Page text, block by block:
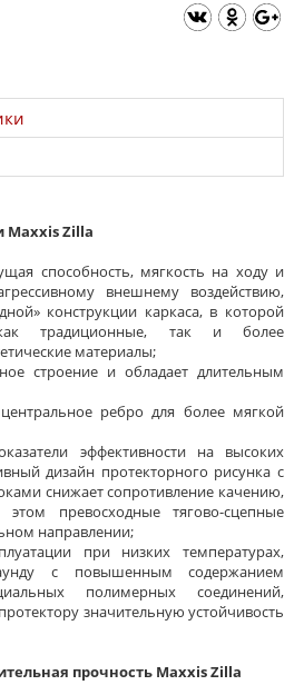
Maxxis Zilla
способность, мягкость на ходу и
внешнему воздействию,
конструкции каркаса, в которой
как традиционные, так и более
материалы;
строение и обладает длительным
ребро для более мягкой
эффективности на высоких
дизайн протекторного рисунка с
снижает сопротивление качению,
превосходные тягово-сцепные
направлении;
при низких температурах,
с повышенным содержанием
полимерных соединений,
значительную устойчивость
прочность Maxxis Zilla